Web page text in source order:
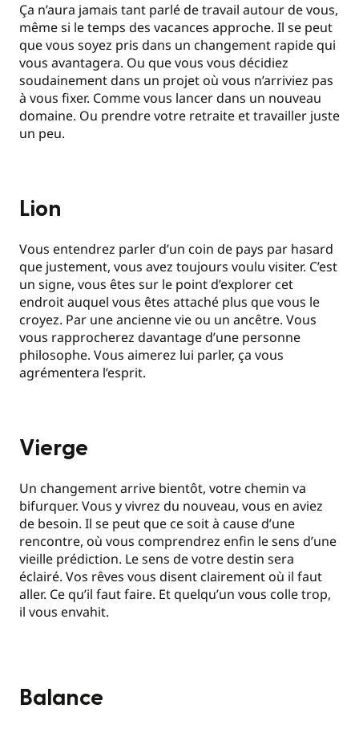
Ça n’aura jamais tant parlé de travail autour de vous,
même si le temps des vacances approche. Il se peut
que vous soyez pris dans un changement rapide qui
vous avantagera. Ou que vous vous décidiez
soudainement dans un projet où vous n’arriviez pas
à vous fixer. Comme vous lancer dans un nouveau
domaine. Ou prendre votre retraite et travailler juste
un peu.
Lion
Vous entendrez parler d’un coin de pays par hasard
que justement, vous avez toujours voulu visiter. C’est
un signe, vous êtes sur le point d’explorer cet
endroit auquel vous êtes attaché plus que vous le
croyez. Par une ancienne vie ou un ancêtre. Vous
vous rapprocherez davantage d’une personne
philosophe. Vous aimerez lui parler, ça vous
agrémentera l’esprit.
Vierge
Un changement arrive bientôt, votre chemin va
bifurquer. Vous y vivrez du nouveau, vous en aviez
de besoin. Il se peut que ce soit à cause d’une
rencontre, où vous comprendrez enfin le sens d’une
vieille prédiction. Le sens de votre destin sera
éclairé. Vos rêves vous disent clairement où il faut
aller. Ce qu’il faut faire. Et quelqu’un vous colle trop,
il vous envahit.
Balance